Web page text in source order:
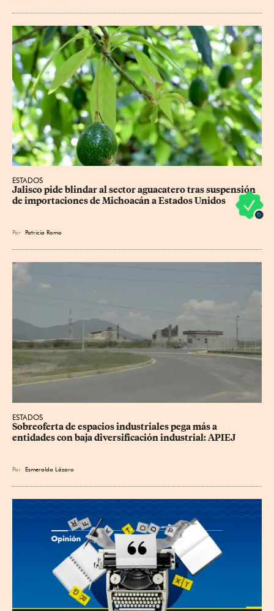
ESTADOS
Jalisco pide blindar al sector aguacatero tras suspensión
de importaciones de Michoacán a Estados Unidos
Por Patricia Romo
ESTADOS
Sobreoferta de espacios industriales pega más a
entidades con baja diversificación industrial: APIEJ
Por Esmeralda Lázaro